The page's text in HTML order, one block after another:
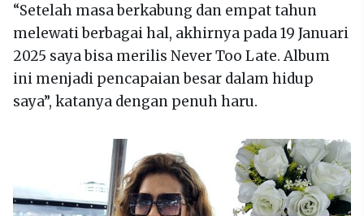
“Setelah masa berkabung dan empat tahun
melewati berbagai hal, akhirnya pada 19 Januari
2025 saya bisa merilis Never Too Late. Album
ini menjadi pencapaian besar dalam hidup
saya”, katanya dengan penuh haru.